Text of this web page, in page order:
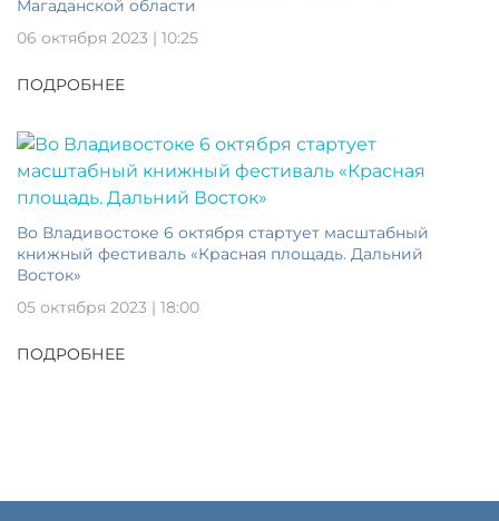
Магаданской области
06 октября 2023 | 10:25
ПОДРОБНЕЕ
Во Владивостоке 6 октября стартует масштабный
книжный фестиваль «Красная площадь. Дальний
Восток»
05 октября 2023 | 18:00
ПОДРОБНЕЕ